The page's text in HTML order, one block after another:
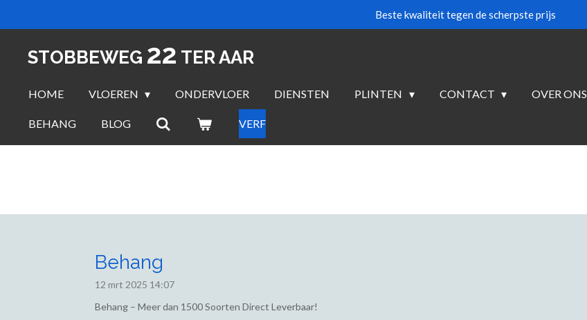
hoofdinhoud
Beste kwaliteit tegen de scherpste prijs
STOBBEWEG 22 TER AAR
HOME VLOEREN ONDERVLOER DIENSTEN PLINTEN CONTACT OVER ONS
BEHANG BLOG VERF
Behang
12 mrt 2025 14:07
Behang – Meer dan 1500 Soorten Direct Leverbaar!